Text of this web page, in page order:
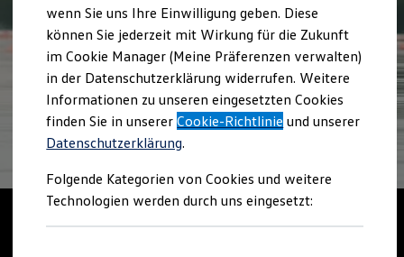
Schnell verfügbare Fahrzeuge
Angebote und Produkte
Aktuelle Angebote
E-Auto-Förderung
Volkswagen Marktplatz
Die ENERGY Sondermodelle
Junge Gebrauchtwagen und Gebrauchtwagen
Volkswagen Zertifizierte Gebrauchtwagen
Elektromobilität bei Gebrauchtwagen
Saisonangebote
Reifenpakete
Leasing
Leasing-Angebote
wenn Sie uns Ihre Einwilligung geben. Diese
können Sie jederzeit mit Wirkung für die Zukunft
im Cookie Manager (Meine Präferenzen verwalten)
in der Datenschutzerklärung widerrufen. Weitere
Informationen zu unseren eingesetzten Cookies
finden Sie in unsererCookie-Richtlinie und unserer
Datenschutzerklärung.
Folgende Kategorien von Cookies und weitere
Technologien werden durch uns eingesetzt: